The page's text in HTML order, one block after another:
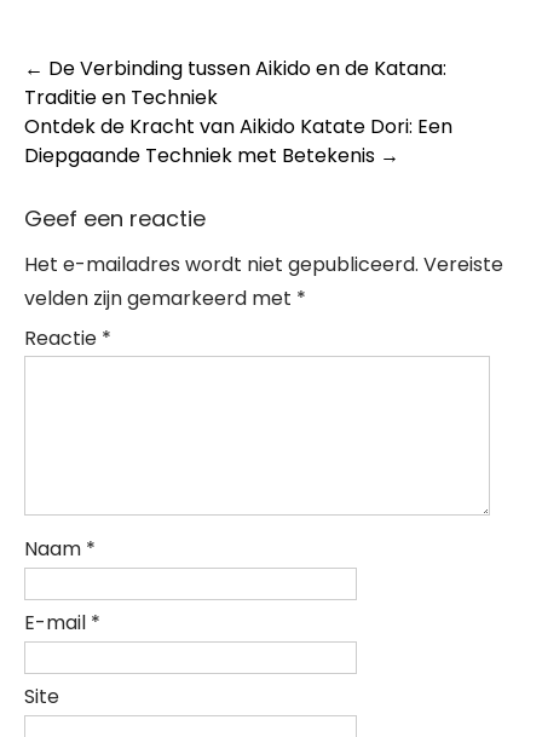
Post
navigation
← De Verbinding tussen Aikido en de Katana:
Traditie en Techniek
Ontdek de Kracht van Aikido Katate Dori: Een
Diepgaande Techniek met Betekenis →
Geef een reactie
Het e-mailadres wordt niet gepubliceerd. Vereiste
velden zijn gemarkeerd met *
Reactie *
Naam *
E-mail *
Site